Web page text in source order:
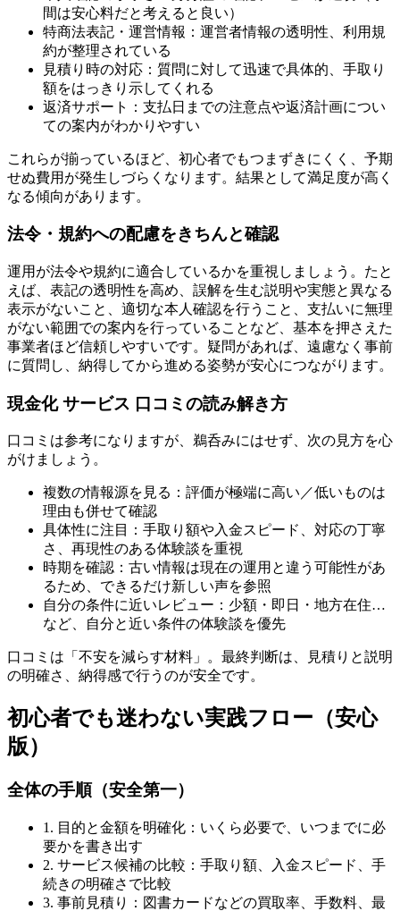
間は安心料だと考えると良い）
特商法表記・運営情報：運営者情報の透明性、利用規
約が整理されている
見積り時の対応：質問に対して迅速で具体的、手取り
額をはっきり示してくれる
返済サポート：支払日までの注意点や返済計画につい
ての案内がわかりやすい
これらが揃っているほど、初心者でもつまずきにくく、予期
せぬ費用が発生しづらくなります。結果として満足度が高く
なる傾向があります。
法令・規約への配慮をきちんと確認
運用が法令や規約に適合しているかを重視しましょう。たと
えば、表記の透明性を高め、誤解を生む説明や実態と異なる
表示がないこと、適切な本人確認を行うこと、支払いに無理
がない範囲での案内を行っていることなど、基本を押さえた
事業者ほど信頼しやすいです。疑問があれば、遠慮なく事前
に質問し、納得してから進める姿勢が安心につながります。
現金化 サービス 口コミの読み解き方
口コミは参考になりますが、鵜呑みにはせず、次の見方を心
がけましょう。
複数の情報源を見る：評価が極端に高い／低いものは
理由も併せて確認
具体性に注目：手取り額や入金スピード、対応の丁寧
さ、再現性のある体験談を重視
時期を確認：古い情報は現在の運用と違う可能性があ
るため、できるだけ新しい声を参照
自分の条件に近いレビュー：少額・即日・地方在住…
など、自分と近い条件の体験談を優先
口コミは「不安を減らす材料」。最終判断は、見積りと説明
の明確さ、納得感で行うのが安全です。
初心者でも迷わない実践フロー（安心
版）
全体の手順（安全第一）
1. 目的と金額を明確化：いくら必要で、いつまでに必
要かを書き出す
2. サービス候補の比較：手取り額、入金スピード、手
続きの明確さで比較
3. 事前見積り：図書カードなどの買取率、手数料、最